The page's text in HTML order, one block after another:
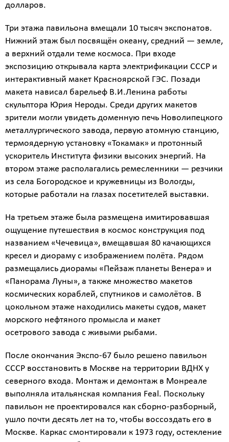
долларов.
Три этажа павильона вмещали 10 тысяч экспонатов.
Нижний этаж был посвящён океану, средний — земле,
а верхний отдали теме космоса. При входе
экспозицию открывала карта электрификации СССР и
интерактивный макет Красноярской ГЭС. Позади
макета нависал барельеф В.И.Ленина работы
скульптора Юрия Нероды. Среди других макетов
зрители могли увидеть доменную печь Новолипецкого
металлургического завода, первую атомную станцию,
термоядерную установку «Токамак» и протонный
ускоритель Института физики высоких энергий. На
втором этаже располагались ремесленники — резчики
из села Богородское и кружевницы из Вологды,
которые работали на глазах посетителей выставки.
На третьем этаже была размещена имитировавшая
ощущение путешествия в космос конструкция под
названием «Чечевица», вмещавшая 80 качающихся
кресел и диораму с изображением полёта. Рядом
размещались диорамы «Пейзаж планеты Венера» и
«Панорама Луны», а также множество макетов
космических кораблей, спутников и самолётов. В
цокольном этаже находились макеты судов, макет
морского нефтяного промысла и макет
осетрового завода с живыми рыбами.
После окончания Экспо-67 было решено павильон
СССР восстановить в Москве на территории ВДНХ у
северного входа. Монтаж и демонтаж в Монреале
выполняла итальянская компания Feal. Поскольку
павильон не проектировался как сборно-разборный,
ушло почти десять лет на то, чтобы воссоздать его в
Москве. Каркас смонтировали к 1973 году, остекление